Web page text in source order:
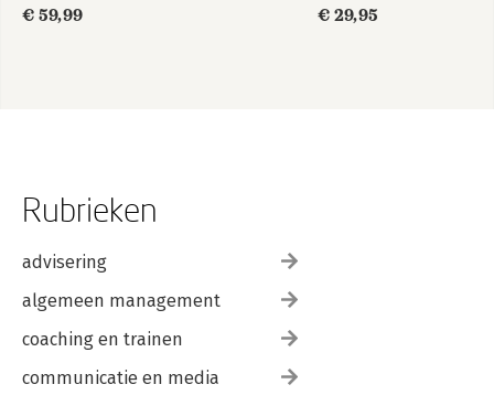
€ 59,99
€ 29,95
Rubrieken
advisering
algemeen management
coaching en trainen
communicatie en media